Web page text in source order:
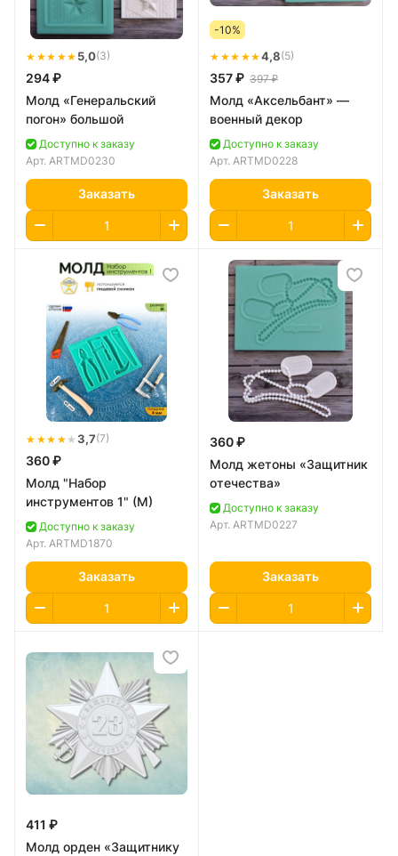
★★★★★ 5,0(3)
294 ₽
Молд «Генеральский
погон» большой
Доступно к заказу
Арт. ARTMD0230
Заказать
-10%
★★★★★4,8(5)
357 ₽ 397 ₽
Молд «Аксельбант» —
военный декор
Доступно к заказу
Арт. ARTMD0228
Заказать
★★★★ ★ 3,7(7)
360 ₽
Молд "Набор
инструментов 1" (M)
Доступно к заказу
Арт. ARTMD1870
Заказать
360 ₽
Молд жетоны «Защитник
отечества»
Доступно к заказу
Арт. ARTMD0227
Заказать
411 ₽
Молд орден «Защитнику